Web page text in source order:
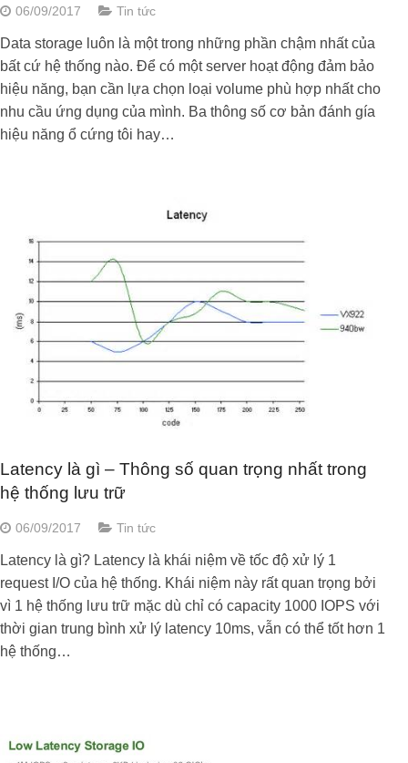
06/09/2017 Tin tức
Data storage luôn là một trong những phần chậm nhất của
bất cứ hệ thống nào. Để có một server hoạt động đảm bảo
hiệu năng, bạn cần lựa chọn loại volume phù hợp nhất cho
nhu cầu ứng dụng của mình. Ba thông số cơ bản đánh gía
hiệu năng ổ cứng tôi hay…
Latency là gì – Thông số quan trọng nhất trong
hệ thống lưu trữ
06/09/2017 Tin tức
Latency là gì? Latency là khái niệm về tốc độ xử lý 1
request I/O của hệ thống. Khái niệm này rất quan trọng bởi
vì 1 hệ thống lưu trữ mặc dù chỉ có capacity 1000 IOPS với
thời gian trung bình xử lý latency 10ms, vẫn có thể tốt hơn 1
hệ thống…